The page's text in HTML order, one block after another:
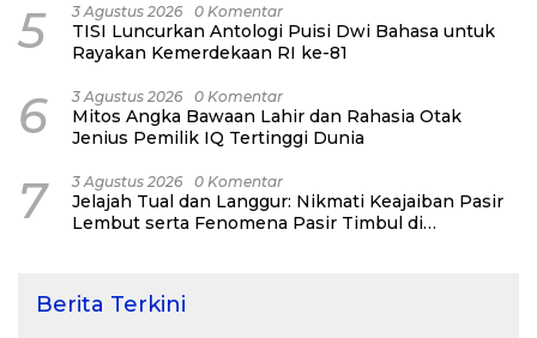
5 3 Agustus 2026 0 Komentar
TISI Luncurkan Antologi Puisi Dwi Bahasa untuk
Rayakan Kemerdekaan RI ke-81
6 3 Agustus 2026 0 Komentar
Mitos Angka Bawaan Lahir dan Rahasia Otak
Jenius Pemilik IQ Tertinggi Dunia
7 3 Agustus 2026 0 Komentar
Jelajah Tual dan Langgur: Nikmati Keajaiban Pasir
Lembut serta Fenomena Pasir Timbul di
Berita Terkini